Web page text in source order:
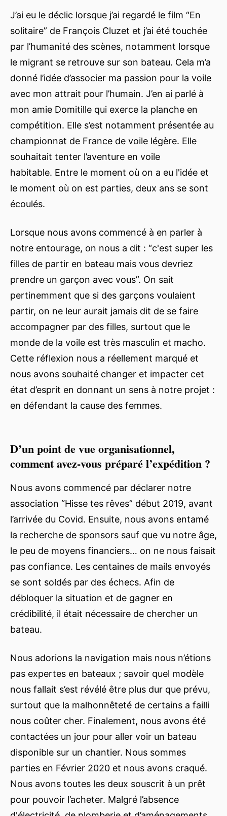
J’ai eu le déclic lorsque j’ai regardé le film “En
solitaire” de François Cluzet et j’ai été touchée
par l’humanité des scènes, notamment lorsque
le migrant se retrouve sur son bateau. Cela m’a
donné l’idée d’associer ma passion pour la voile
avec mon attrait pour l’humain. J’en ai parlé à
mon amie Domitille qui exerce la planche en
compétition. Elle s’est notamment présentée au
championnat de France de voile légère. Elle
souhaitait tenter l’aventure en voile
habitable. Entre le moment où on a eu l'idée et
le moment où on est parties, deux ans se sont
écoulés.
Lorsque nous avons commencé à en parler à
notre entourage, on nous a dit : “c'est super les
filles de partir en bateau mais vous devriez
prendre un garçon avec vous”. On sait
pertinemment que si des garçons voulaient
partir, on ne leur aurait jamais dit de se faire
accompagner par des filles, surtout que le
monde de la voile est très masculin et macho.
Cette réflexion nous a réellement marqué et
nous avons souhaité changer et impacter cet
état d’esprit en donnant un sens à notre projet :
en défendant la cause des femmes.
D’un point de vue organisationnel,
comment avez-vous préparé l’expédition ?
Nous avons commencé par déclarer notre
association “Hisse tes rêves” début 2019, avant
l’arrivée du Covid. Ensuite, nous avons entamé
la recherche de sponsors sauf que vu notre âge,
le peu de moyens financiers… on ne nous faisait
pas confiance. Les centaines de mails envoyés
se sont soldés par des échecs. Afin de
débloquer la situation et de gagner en
crédibilité, il était nécessaire de chercher un
bateau.
Nous adorions la navigation mais nous n’étions
pas expertes en bateaux ; savoir quel modèle
nous fallait s’est révélé être plus dur que prévu,
surtout que la malhonnêteté de certains a failli
nous coûter cher. Finalement, nous avons été
contactées un jour pour aller voir un bateau
disponible sur un chantier. Nous sommes
parties en Février 2020 et nous avons craqué.
Nous avons toutes les deux souscrit à un prêt
pour pouvoir l’acheter. Malgré l’absence